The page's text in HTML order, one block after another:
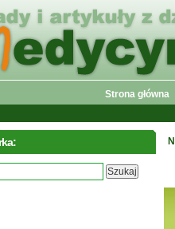
Strona główna